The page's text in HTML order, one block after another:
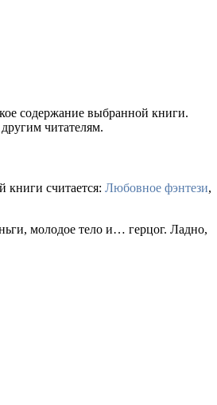
содержание выбранной книги.
читателям.
книги считается: Любовное фэнтези,
молодое тело и… герцог. Ладно,